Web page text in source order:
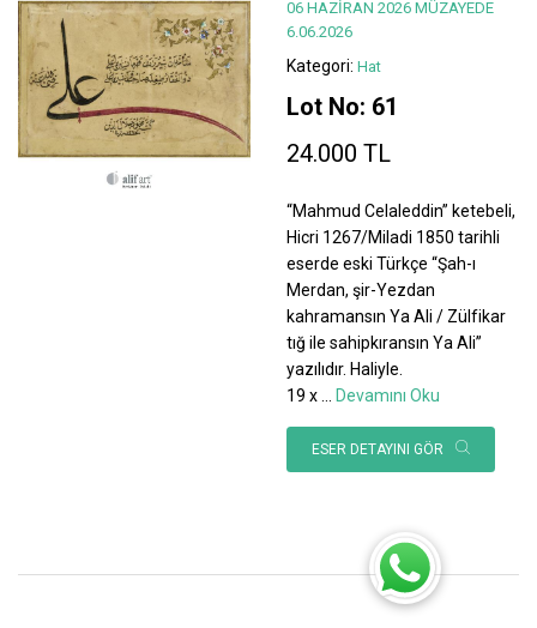
06 HAZİRAN 2026 MÜZAYEDE
6.06.2026
Kategori: Hat
Lot No: 61
24.000 TL
“Mahmud Celaleddin” ketebeli,
Hicri 1267/Miladi 1850 tarihli
eserde eski Türkçe “Şah-ı
Merdan, şir-Yezdan
kahramansın Ya Ali / Zülfikar
tığ ile sahipkıransın Ya Ali”
yazılıdır. Haliyle.
19 x
Devamını Oku
ESER DETAYINI GÖR